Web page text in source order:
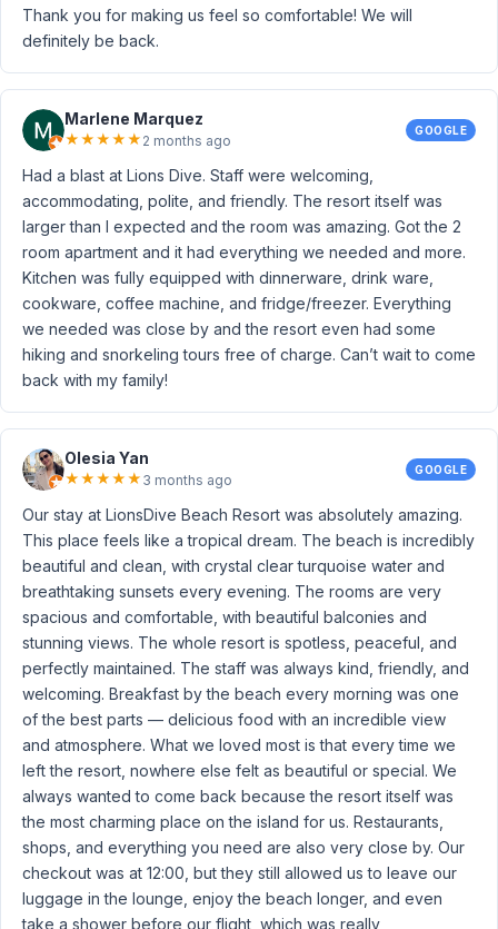
Thank you for making us feel so comfortable! We will
definitely be back.
Marlene Marquez
★★★★★ 2 months ago
GOOGLE
Had a blast at Lions Dive. Staff were welcoming,
accommodating, polite, and friendly. The resort itself was
larger than I expected and the room was amazing. Got the 2
room apartment and it had everything we needed and more.
Kitchen was fully equipped with dinnerware, drink ware,
cookware, coffee machine, and fridge/freezer. Everything
we needed was close by and the resort even had some
hiking and snorkeling tours free of charge. Can’t wait to come
back with my family!
Olesia Yan
★★★★★ 3 months ago
GOOGLE
Our stay at LionsDive Beach Resort was absolutely amazing.
This place feels like a tropical dream. The beach is incredibly
beautiful and clean, with crystal clear turquoise water and
breathtaking sunsets every evening. The rooms are very
spacious and comfortable, with beautiful balconies and
stunning views. The whole resort is spotless, peaceful, and
perfectly maintained. The staff was always kind, friendly, and
welcoming. Breakfast by the beach every morning was one
of the best parts — delicious food with an incredible view
and atmosphere. What we loved most is that every time we
left the resort, nowhere else felt as beautiful or special. We
always wanted to come back because the resort itself was
the most charming place on the island for us. Restaurants,
shops, and everything you need are also very close by. Our
checkout was at 12:00, but they still allowed us to leave our
luggage in the lounge, enjoy the beach longer, and even
take a shower before our flight, which was really